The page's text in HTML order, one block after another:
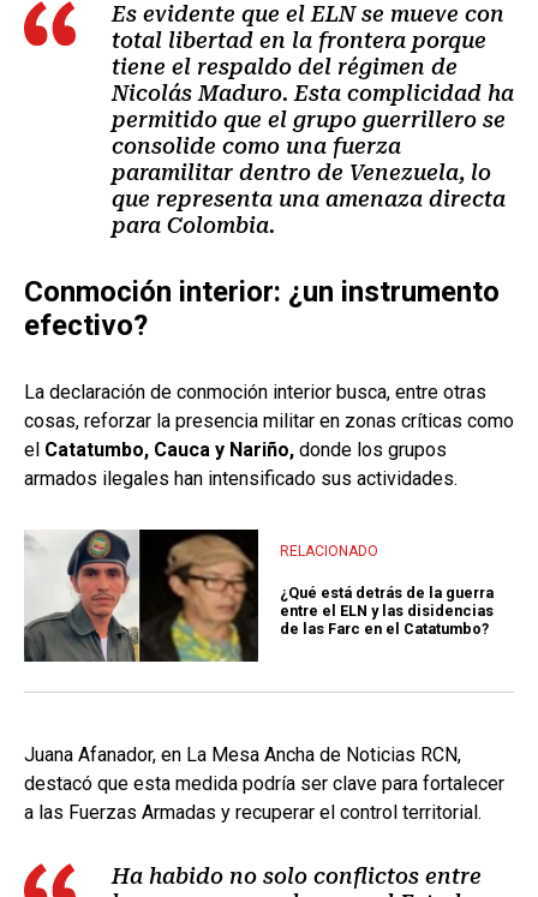
Es evidente que el ELN se mueve con
total libertad en la frontera porque
tiene el respaldo del régimen de
Nicolás Maduro. Esta complicidad ha
permitido que el grupo guerrillero se
consolide como una fuerza
paramilitar dentro de Venezuela, lo
que representa una amenaza directa
para Colombia.
Conmoción interior: ¿un instrumento
efectivo?
La declaración de conmoción interior busca, entre otras
cosas, reforzar la presencia militar en zonas críticas como
el Catatumbo, Cauca y Nariño, donde los grupos
armados ilegales han intensificado sus actividades.
RELACIONADO
¿Qué está detrás de la guerra
entre el ELN y las disidencias
de las Farc en el Catatumbo?
Juana Afanador, en La Mesa Ancha de Noticias RCN,
destacó que esta medida podría ser clave para fortalecer
a las Fuerzas Armadas y recuperar el control territorial.
Ha habido no solo conflictos entre